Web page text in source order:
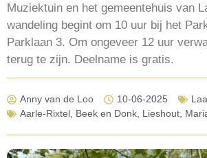
Muziektuin en het gemeentehuis van
wandeling begint om 10 uur bij het
Parklaan 3. Om ongeveer 12 uur
terug te zijn. Deelname is gratis.
Anny van de Loo 10-06-2025
Aarle-Rixtel, Beek en Donk, Lieshout,